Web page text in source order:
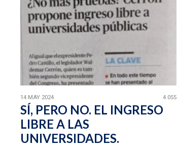
14 MAY 2024 4.055
SÍ, PERO NO. EL INGRESO
LIBRE A LAS
UNIVERSIDADES.